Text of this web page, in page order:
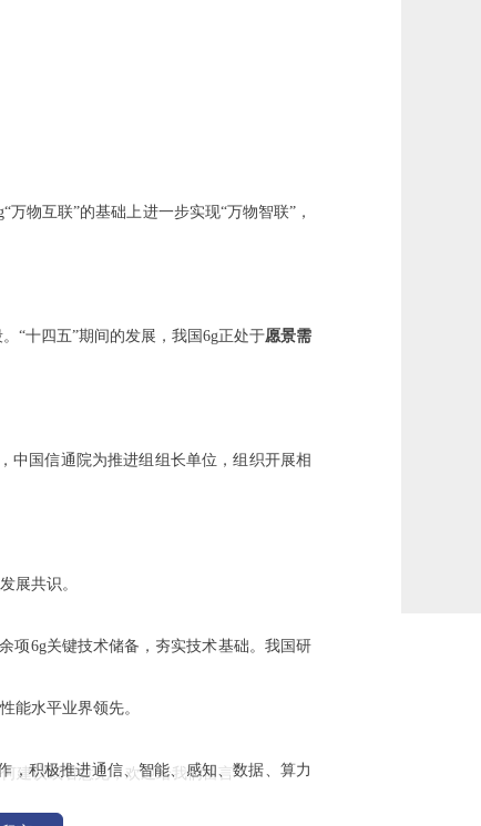
物互联”的基础上进一步实现“万物智联”，
“十四五”期间的发展，我国6g正处于愿景需
中国信通院为推进组组长单位，组织开展相
展共识。
项6g关键技术储备，夯实技术基础。我国研
能水平业界领先。
，积极推进通信、智能、感知、数据、算力
建议或者意见，欢迎给我们留言！